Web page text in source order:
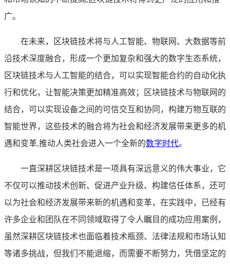
广。
在未来，区块链技术将与人工智能、物联网、大数据等前
沿技术深度融合，形成一个更加复杂和强大的数字生态系统，
区块链技术与人工智能的结合，可以实现智能合约的自动化执
行和优化，让智能决策更加精准高效；区块链技术与物联网的
结合，可以实现设备之间的可信交互和协同，构建万物互联的
智能世界，这些技术的融合将为社会和经济发展带来更多的机
遇和变革,推动人类社会进入一个全新的数字时代。
一直深耕区块链技术是一项具有深远意义的伟大事业，它
不仅可以推动技术创新、促进产业升级、构建信任体系，还可
以为社会和经济发展带来新的机遇和变革，在实践中，已经有
许多企业和团队在不同领域取得了令人瞩目的成功应用案例，
虽然深耕区块链技术也面临着技术瓶颈、法律法规和市场认知
等诸多挑战，但我们不能退缩，而需要不断努力，凭借坚定的